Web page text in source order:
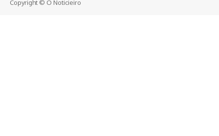
Copyright © O Noticieiro